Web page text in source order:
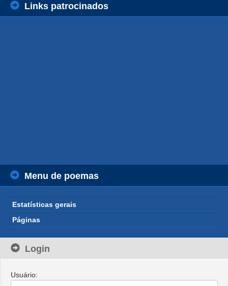
Links patrocinados
Menu de poemas
Estatísticas gerais
Páginas
Login
Usuário: